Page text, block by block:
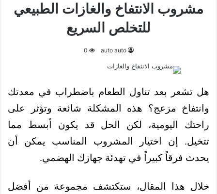
مشروب الانتفاخ والغازات الطبيعي
للتخلص السريع
auto auto
0
هل تشعر بعد تناول الطعام باضطراب في معدتك
وانتفاخ مزعج؟ هذه المشكلة شائعة وتؤثر على
راحتك اليومية، لكن الحل قد يكون أبسط مما
تتخيل. إن اختيار المشروب المناسب يمكن أن
يحدث فرقاً كبيراً في تهدئة جهازك الهضمي.
خلال هذا المقال، ستكتشف مجموعة من أفضل